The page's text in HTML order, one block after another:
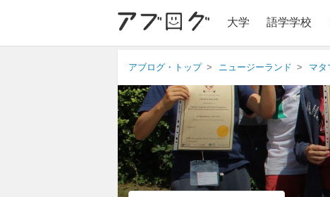
大学 語学学校
アブログ・トップ ニュージーランド マタ